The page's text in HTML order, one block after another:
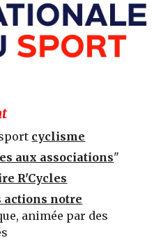
cyclisme
aux associations"
R'Cycles
actions notre
animée par des